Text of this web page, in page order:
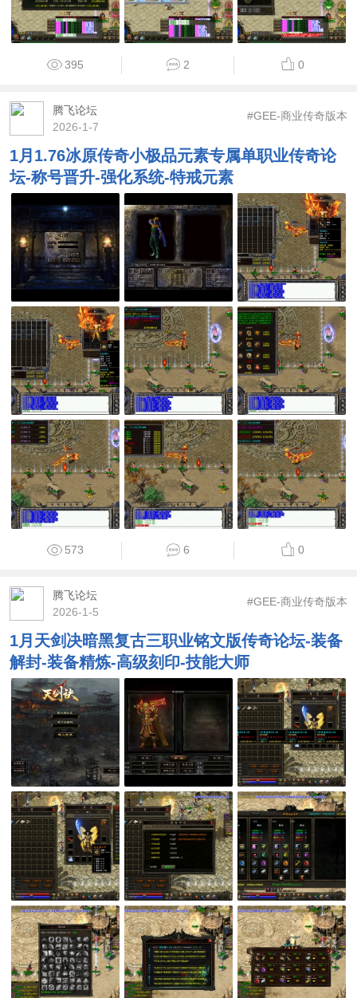
395 2 0
腾飞论坛
2026-1-7
#GEE-商业传奇版本
1月1.76冰原传奇小极品元素专属单职业传奇论
坛-称号晋升-强化系统-特戒元素
573 6 0
腾飞论坛
2026-1-5
#GEE-商业传奇版本
1月天剑决暗黑复古三职业铭文版传奇论坛-装备
解封-装备精炼-高级刻印-技能大师